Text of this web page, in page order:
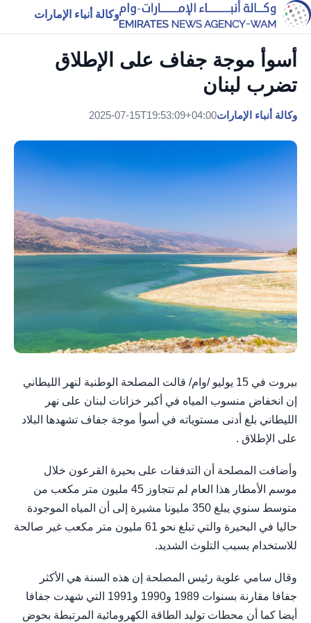
وكالة أنباء الإمارات
أسوأ موجة جفاف على الإطلاق
تضرب لبنان
وكالة أنباء الإمارات2025-07-15T19:53:09+04:00
بيروت في 15 يوليو /وام/ قالت المصلحة الوطنية لنهر الليطاني
إن انخفاض منسوب المياه في أكبر خزانات لبنان على نهر
الليطاني بلغ أدنى مستوياته في أسوأ موجة جفاف تشهدها البلاد
على الإطلاق .
وأضافت المصلحة أن التدفقات على بحيرة القرعون خلال
موسم الأمطار هذا العام لم تتجاوز 45 مليون متر مكعب من
متوسط سنوي يبلغ 350 مليونا مشيرة إلى أن المياه الموجودة
حاليا في البحيرة والتي تبلغ نحو 61 مليون متر مكعب غير صالحة
للاستخدام بسبب التلوث الشديد.
وقال سامي علوية رئيس المصلحة إن هذه السنة هي الأكثر
جفافا مقارنة بسنوات 1989 و1990 و1991 التي شهدت جفافا
أيضا كما أن محطات توليد الطاقة الكهرومائية المرتبطة بحوض